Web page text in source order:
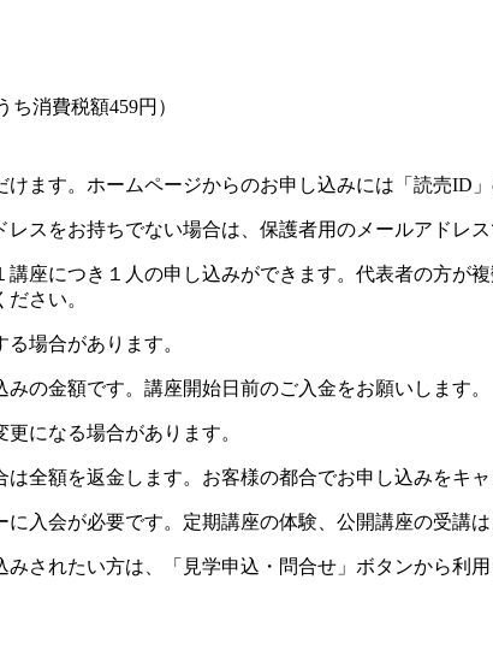
ち消費税額459円）
ます。ホームページからのお申し込みには「読売ID
スをお持ちでない場合は、保護者用のメールアドレ
座につき１人の申し込みができます。代表者の方が
さい。
場合があります。
の金額です。講座開始日前のご入金をお願いします。
になる場合があります。
全額を返金します。お客様の都合でお申し込みをキ
入会が必要です。定期講座の体験、公開講座の受講は
されたい方は、「見学申込・問合せ」ボタンから利